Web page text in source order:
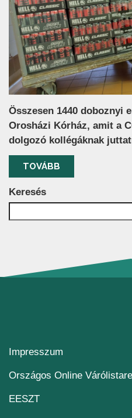
Összesen 1440 doboznyi
Orosházi Kórház, amit a
dolgozó kollégáknak
TOVÁBB
Keresés
Impresszum
Országos Online
EESZT(új ablakban nyílik